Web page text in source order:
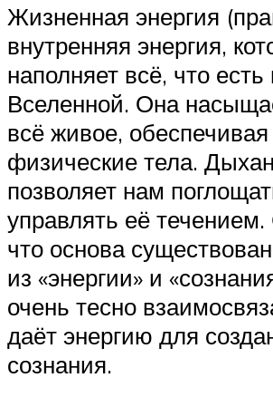
Жизненная энергия
внутренняя энергия,
наполняет всё, что есть
Вселенной. Она
всё живое,
физические тела.
позволяет нам
управлять её течением.
что основа
из «энергии» и
очень тесно
даёт энергию для
сознания.